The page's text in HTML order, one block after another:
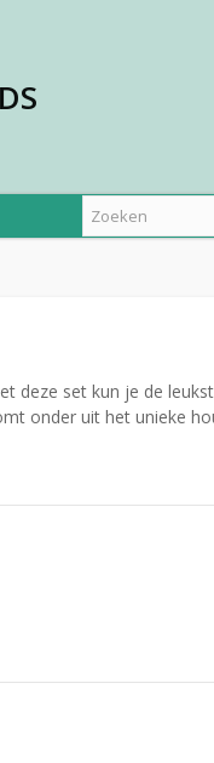
deze set kun je de
onder uit het unieke